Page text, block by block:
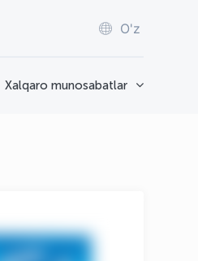
O'z
Xalqaro munosabatlar